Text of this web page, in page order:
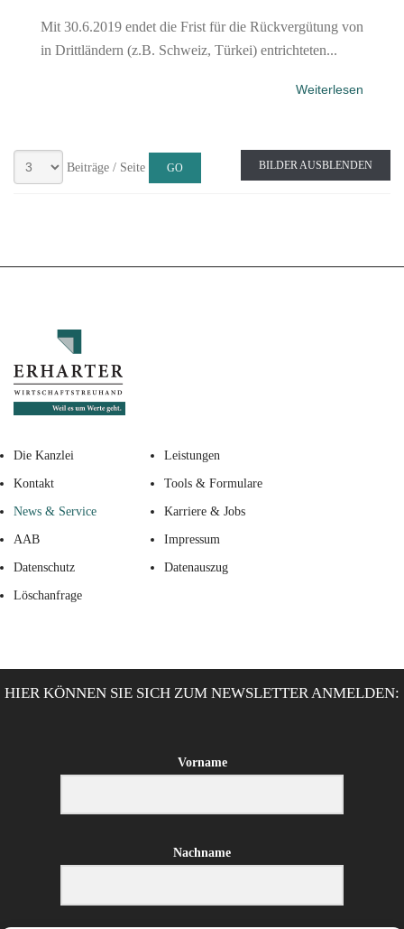
Mit 30.6.2019 endet die Frist für die Rückvergütung von
in Drittländern (z.B. Schweiz, Türkei) entrichteten...
Weiterlesen
Beiträge / Seite BILDER AUSBLENDEN
Die Kanzlei Leistungen
Kontakt Tools & Formulare
News & Service Karriere & Jobs
AAB Impressum
Datenschutz Datenauszug
Löschanfrage
HIER KÖNNEN SIE SICH ZUM NEWSLETTER ANMELDEN:
Vorname
Nachname